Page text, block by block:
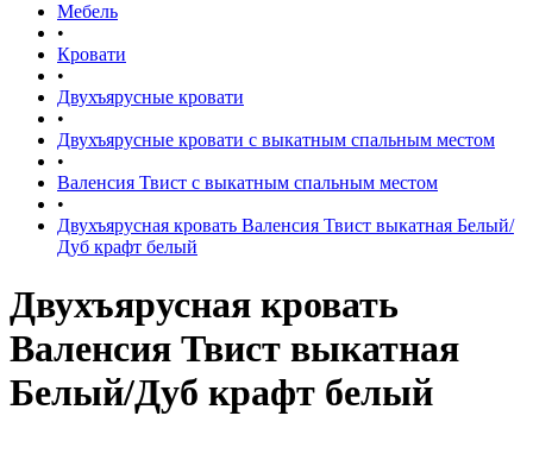
Мебель
•
Кровати
•
Двухъярусные кровати
•
Двухъярусные кровати с выкатным спальным местом
•
Валенсия Твист с выкатным спальным местом
•
Двухъярусная кровать Валенсия Твист выкатная Белый/
Дуб крафт белый
Двухъярусная кровать
Валенсия Твист выкатная
Белый/Дуб крафт белый